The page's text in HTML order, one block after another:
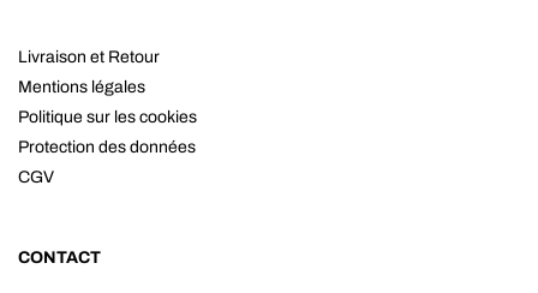
Livraison et Retour
Mentions légales
Politique sur les cookies
Protection des données
CGV
CONTACT